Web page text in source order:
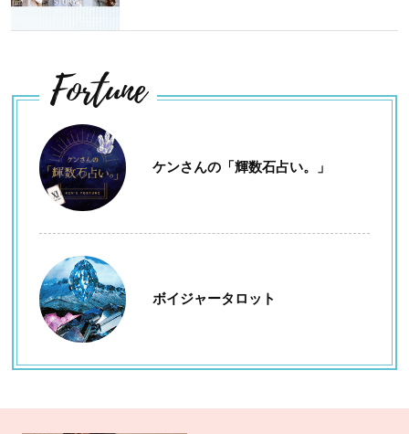
Fortune
ケンさんの「輝数石占い。」
ボイジャータロット